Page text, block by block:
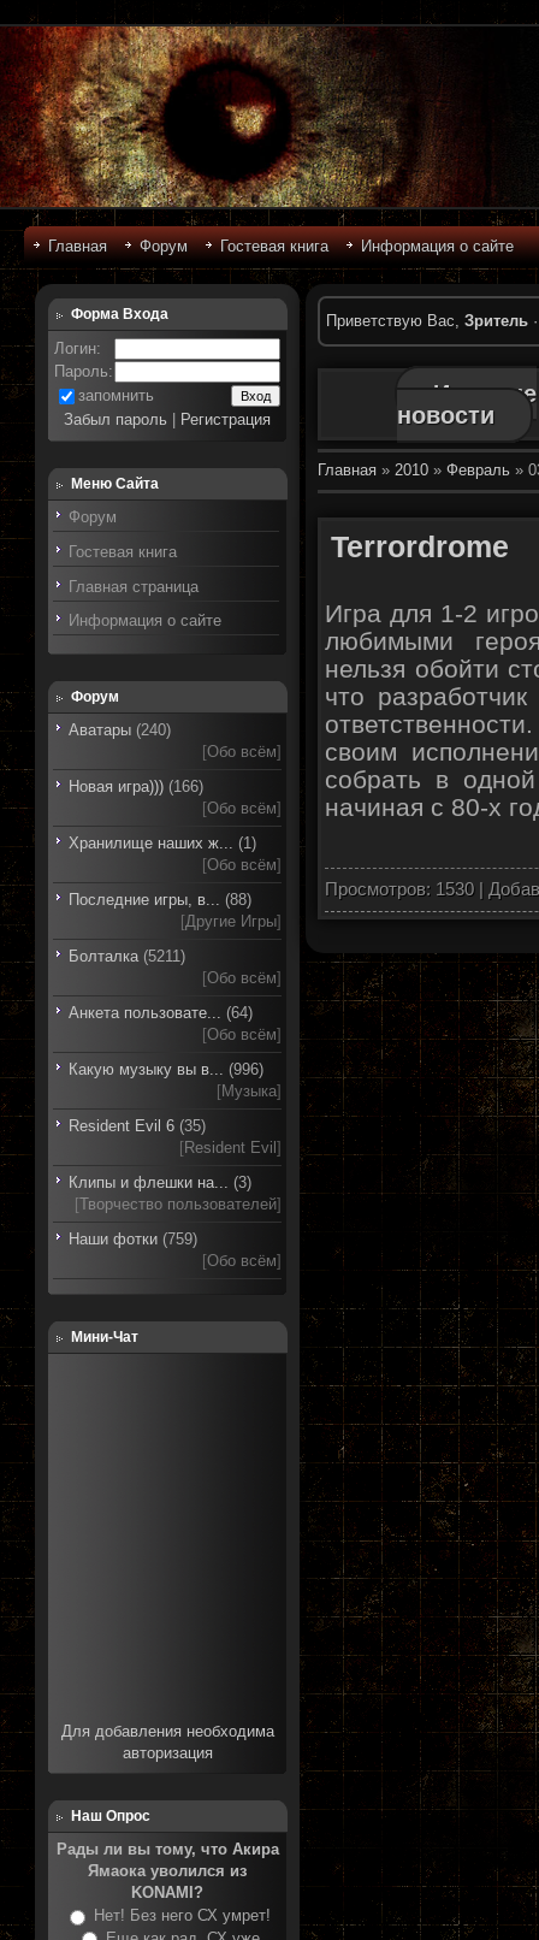
Главная Форум Гостевая книга Информация о сайте
Форма Входа
Логин:
Пароль:
запомнить
Забыл пароль
Регистрация
Меню Сайта
Форум
Гостевая книга
Главная страница
Информация о сайте
Форум
Аватары (240)
[Обо всём]
Новая игра))) (166)
[Обо всём]
Хранилище наших ж... (1)
[Обо всём]
Последние игры, в... (88)
[Другие Игры]
Болталка (5211)
[Обо всём]
Анкета пользовате... (64)
[Обо всём]
Какую музыку вы в... (996)
[Музыка]
Resident Evil 6 (35)
[Resident Evil]
Клипы и флешки на... (3)
[Творчество пользователей]
Наши фотки (759)
[Обо всём]
Мини-Чат
Для добавления необходима
авторизация
Наш Опрос
Рады ли вы тому, что Акира
Ямаока уволился из
KONAMI?
Нет! Без него СХ умрет!
Приветствую Вас,Зритель
Игровые
новости
Главная »2010 » Февраль »
Terrordrome
Игра для 1-2
любимыми
нельзя обойти
что
своим
собрать в
начиная с 80-х
Просмотров: 1530 |